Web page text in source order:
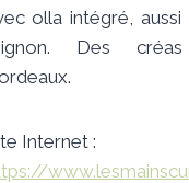
olla intégré, aussi
Des
Internet :